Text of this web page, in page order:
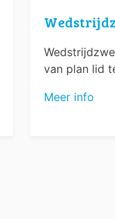
van plan lid
Meer info